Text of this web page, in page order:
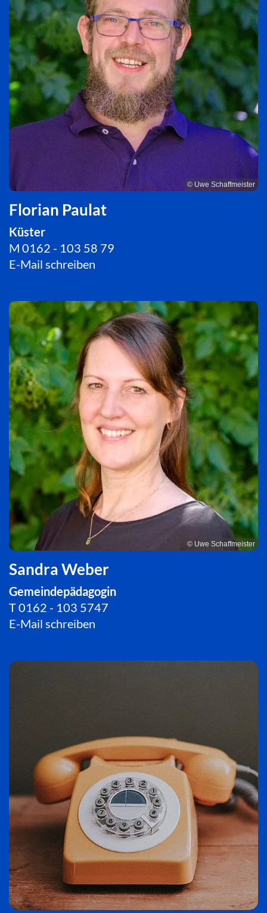
© Uwe Schaffmeister
Florian Paulat
Küster
M 0162 - 103 58 79
E-Mail schreiben
© Uwe Schaffmeister
Sandra Weber
Gemeindepädagogin
T0162 - 103 5747
E-Mail schreiben